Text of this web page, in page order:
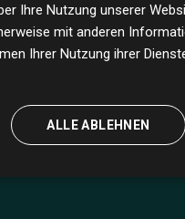
für die messbare
Ihre Nutzung unserer
mit anderen
Ihrer Nutzung ihrer
ALLE ABLEHNEN